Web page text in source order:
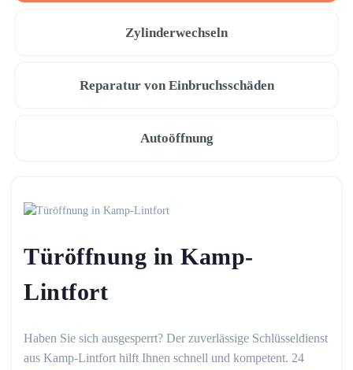
Zylinderwechseln
Reparatur von Einbruchsschäden
Autoöffnung
Türöffnung in Kamp-
Lintfort
Haben Sie sich ausgesperrt? Der zuverlässige Schlüsseldienst
aus Kamp-Lintfort hilft Ihnen schnell und kompetent. 24